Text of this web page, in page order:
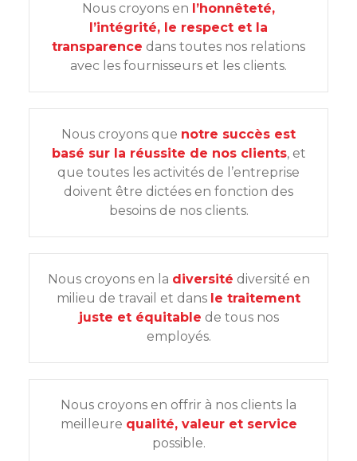
Nous croyons en l’honnêteté,
l’intégrité, le respect et la
transparence dans toutes nos relations
avec les fournisseurs et les clients.
Nous croyons que notre succès est
basé sur la réussite de nos clients, et
que toutes les activités de l’entreprise
doivent être dictées en fonction des
besoins de nos clients.
Nous croyons en la diversité diversité en
milieu de travail et dans le traitement
juste et équitable de tous nos
employés.
Nous croyons en offrir à nos clients la
meilleure qualité, valeur et service
possible.